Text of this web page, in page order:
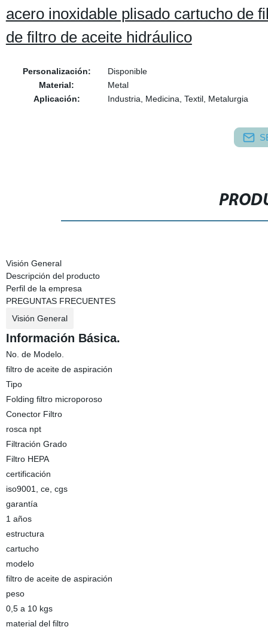
acero inoxidable plisado cartucho de
de filtro de aceite hidráulico
Personalización:
Disponible
Material:
Metal
Aplicación:
Industria, Medicina, Textil, Metalurgia
Visión General
Descripción del producto
Perfil de la empresa
PREGUNTAS FRECUENTES
Visión General
Información Básica.
No. de Modelo.
filtro de aceite de aspiración
Tipo
Folding filtro microporoso
Conector Filtro
rosca npt
Filtración Grado
Filtro HEPA
certificación
iso9001, ce, cgs
garantía
1 años
estructura
cartucho
modelo
filtro de aceite de aspiración
peso
0,5 a 10 kgs
material del filtro